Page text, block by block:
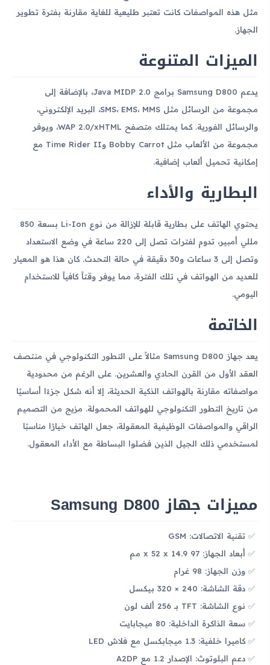
مثل هذه المواصفات كانت تعتبر طليعية للغاية مقارنة بفترة تطوير
الجهاز.
الميزات المتنوعة
يدعم Samsung D800 برامج Java MIDP 2.0، بالإضافة إلى
مجموعة من الرسائل مثل SMS، EMS، MMS، البريد الإلكتروني،
والرسائل الفورية. كما يمتلك متصفح WAP 2.0/xHTML، ويوفر
مجموعة من الألعاب مثل Bobby Carrot وTime Rider II مع
إمكانية تحميل ألعاب إضافية.
البطارية والأداء
يحتوي الهاتف على بطارية قابلة للإزالة من نوع Li-Ion بسعة 850
مللي أمبير، تدوم لفترات تصل إلى 220 ساعة في وضع الاستعداد
وتصل إلى 3 ساعات و30 دقيقة في حالة التحدث. كان هذا هو المعيار
للعديد من الهواتف في تلك الفترة، مما يوفر وقتاً كافياً للاستخدام
اليومي.
الخاتمة
يعد جهاز Samsung D800 مثالاً على التطور التكنولوجي في منتصف
العقد الأول من القرن الحادي والعشرين. على الرغم من محدودية
مواصفاته مقارنة بالهواتف الذكية الحديثة، إلا أنه شكل جزءًا أساسيًا
من تاريخ التطور التكنولوجي للهواتف المحمولة. مزيج من التصميم
الراقي والمواصفات الوظيفية المعقولة، جعل الهاتف خيارًا مناسبًا
لمستخدمي ذلك الجيل الذين فضلوا البساطة مع الأداء المعقول.
مميزات جهاز Samsung D800
تقنية الاتصالات: GSM
أبعاد الجهاز: 97 x 52 x 14.9 مم
وزن الجهاز: 98 غرام
دقة الشاشة: 240 × 320 بيكسل
نوع الشاشة: TFT بـ 256 ألف لون
سعة الذاكرة الداخلية: 80 ميجابايت
كاميرا خلفية: 1.3 ميجابكسل مع فلاش LED
دعم البلوتوث: الإصدار 1.2 مع A2DP